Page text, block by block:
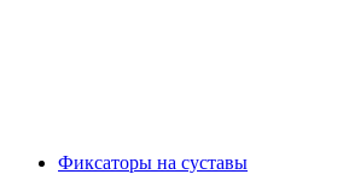
Фиксаторы на суставы